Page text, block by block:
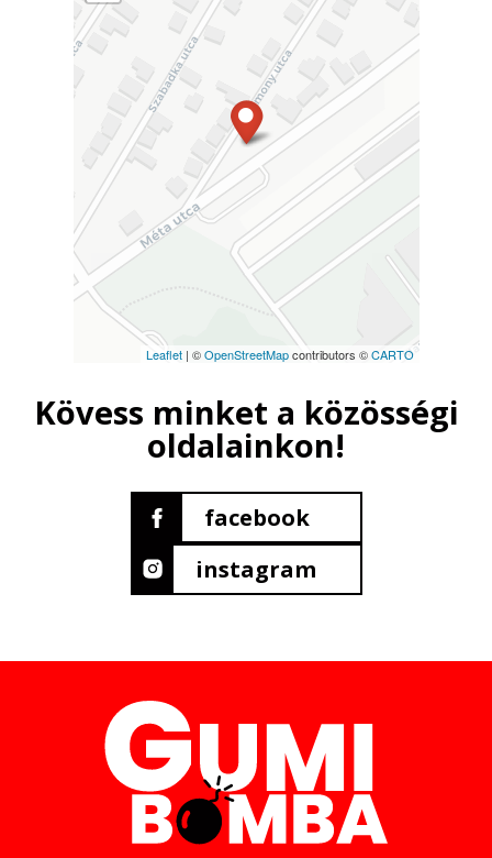
Leaflet| ©OpenStreetMapcontributors ©CARTO
Kövess minket a közösségi
oldalainkon!
facebook
instagram